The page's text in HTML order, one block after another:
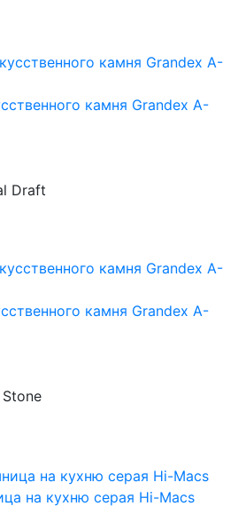
камня Grandex A-
Draft
камня Grandex A-
на кухню серая Hi-Macs